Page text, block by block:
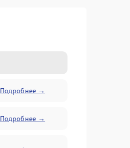
Подробнее →
Подробнее →